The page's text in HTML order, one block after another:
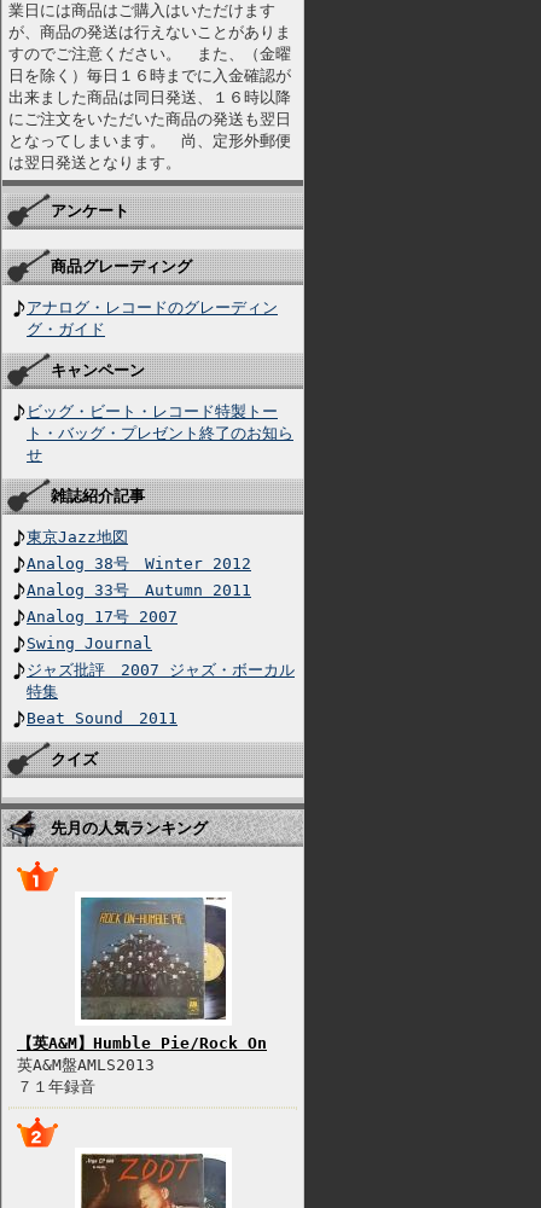
業日には商品はご購入はいただけます
が、商品の発送は行えないことがありま
すのでご注意ください。 また、（金曜
日を除く）毎日１６時までに入金確認が
出来ました商品は同日発送、１６時以降
にご注文をいただいた商品の発送も翌日
となってしまいます。 尚、定形外郵便
は翌日発送となります。
アンケート
商品グレーディング
アナログ・レコードのグレーディン
グ・ガイド
キャンペーン
ビッグ・ビート・レコード特製トー
ト・バッグ・プレゼント終了のお知ら
せ
雑誌紹介記事
東京Jazz地図
Analog 38号 Winter 2012
Analog 33号 Autumn 2011
Analog 17号 2007
Swing Journal
ジャズ批評 2007 ジャズ・ボーカル
特集
Beat Sound 2011
クイズ
先月の人気ランキング
【英A&M】Humble Pie/Rock On
英A&M盤AMLS2013
７１年録音